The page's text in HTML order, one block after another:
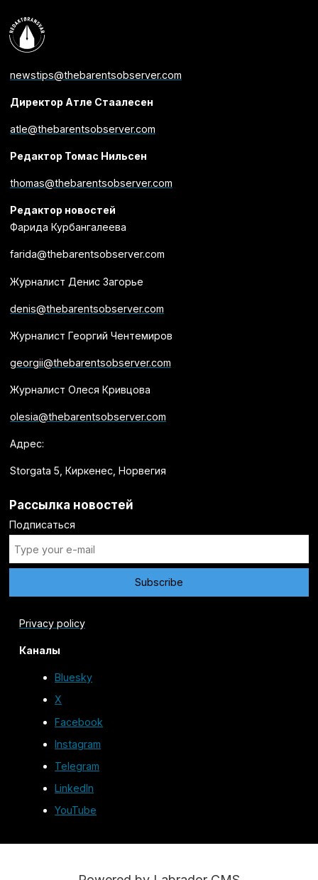
newstips@thebarentsobserver.com
Директор Атле Стаалесен
atle@thebarentsobserver.com
Редактор Томас Нильсен
thomas@thebarentsobserver.com
Редактор новостей
Фарида Курбангалеева
farida@thebarentsobserver.com
Журналист Денис Загорье
denis@thebarentsobserver.com
Журналист Георгий Чентемиров
georgii@thebarentsobserver.com
Журналист Олеся Кривцова
olesia@thebarentsobserver.com
Адрес:
Storgata 5, Киркенес, Норвегия
Рассылка новостей
Подписаться
Privacy policy
Каналы
Bluesky
X
Facebook
Instagram
Telegram
LinkedIn
YouTube